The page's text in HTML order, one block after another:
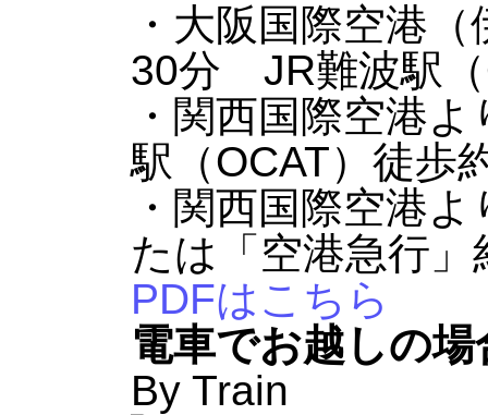
・大阪国際空港
30分 JR難波駅（
・関西国際空港
駅（OCAT）徒歩
・関西国際空港
たは「空港急行
PDFはこちら
電車でお越しの場
By Train